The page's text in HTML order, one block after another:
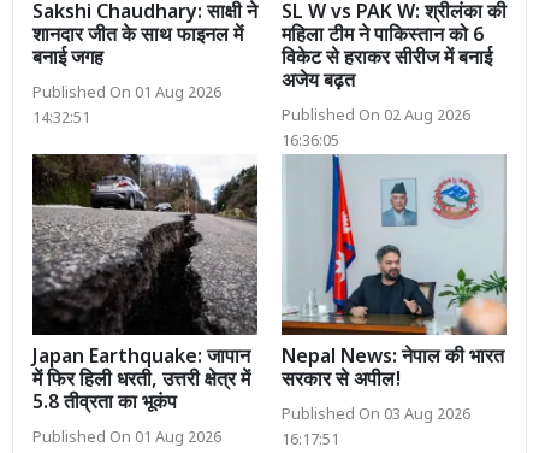
Sakshi Chaudhary: साक्षी ने
शानदार जीत के साथ फाइनल में
बनाई जगह
Published On 01 Aug 2026
14:32:51
SL W vs PAK W: श्रीलंका की
महिला टीम ने पाकिस्तान को 6
विकेट से हराकर सीरीज में बनाई
अजेय बढ़त
Published On 02 Aug 2026
16:36:05
Japan Earthquake: जापान
में फिर हिली धरती, उत्तरी क्षेत्र में
5.8 तीव्रता का भूकंप
Published On 01 Aug 2026
Nepal News: नेपाल की भारत
सरकार से अपील!
Published On 03 Aug 2026
16:17:51